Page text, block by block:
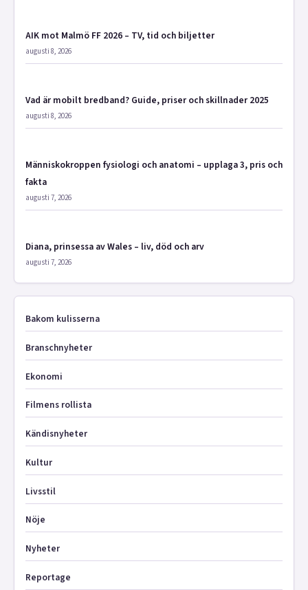
AIK mot Malmö FF 2026 – TV, tid och biljetter
augusti 8, 2026
Vad är mobilt bredband? Guide, priser och skillnader 2025
augusti 8, 2026
Människokroppen fysiologi och anatomi – upplaga 3, pris och
fakta
augusti 7, 2026
Diana, prinsessa av Wales – liv, död och arv
augusti 7, 2026
Bakom kulisserna
Branschnyheter
Ekonomi
Filmens rollista
Kändisnyheter
Kultur
Livsstil
Nöje
Nyheter
Reportage